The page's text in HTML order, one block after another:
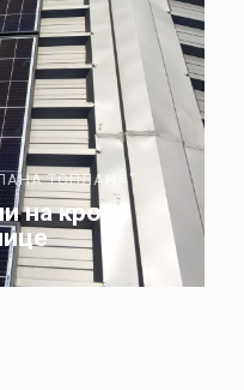
ТОПЛАНА"
на крову